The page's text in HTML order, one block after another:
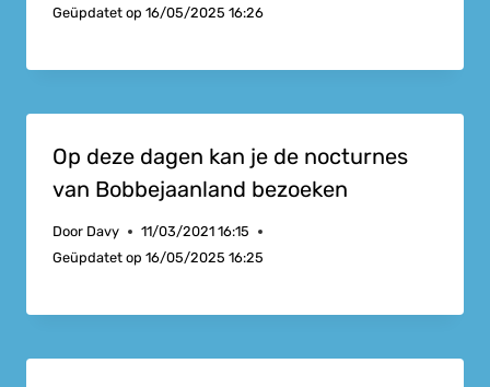
Geüpdatet op 16/05/2025 16:26
Op deze dagen kan je de nocturnes
van Bobbejaanland bezoeken
Door Davy
11/03/2021 16:15
Geüpdatet op 16/05/2025 16:25